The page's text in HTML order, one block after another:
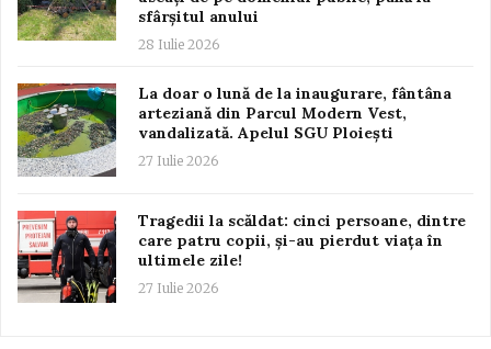
sfârșitul anului
28 Iulie 2026
La doar o lună de la inaugurare, fântâna
arteziană din Parcul Modern Vest,
vandalizată. Apelul SGU Ploiești
27 Iulie 2026
Tragedii la scăldat: cinci persoane, dintre
care patru copii, și-au pierdut viața în
ultimele zile!
27 Iulie 2026